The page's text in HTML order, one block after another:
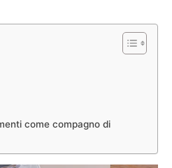
come compagno di